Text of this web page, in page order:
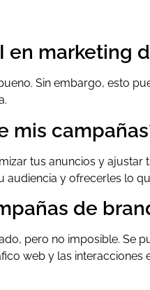
en marketing
Sin embargo, esto
mis
tus anuncios y ajustar
y ofrecerles lo
de
pero no imposible. Se
web y las interacciones